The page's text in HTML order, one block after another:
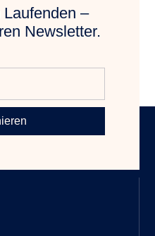
–
Newsletter.